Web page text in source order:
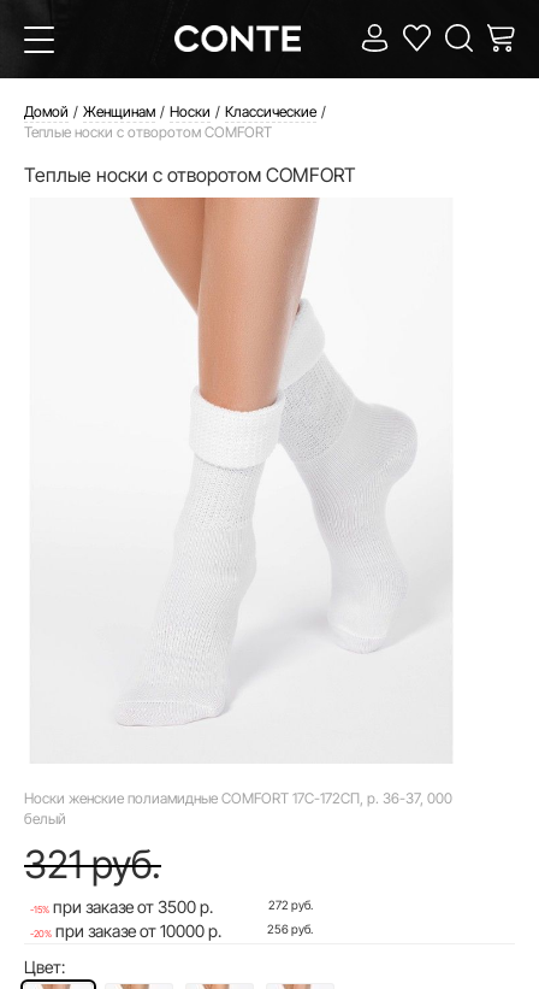
Домой Женщинам Носки
Классические
Теплые носки с отворотом COMFORT
Теплые носки с отворотом COMFORT
Носки женские полиамидные COMFORT 17С-172СП, р. 36-37, 000
белый
321 руб.
-15% при заказе от 3500 р. 272 руб.
-20% при заказе от 10000 р. 256 руб.
Цвет: